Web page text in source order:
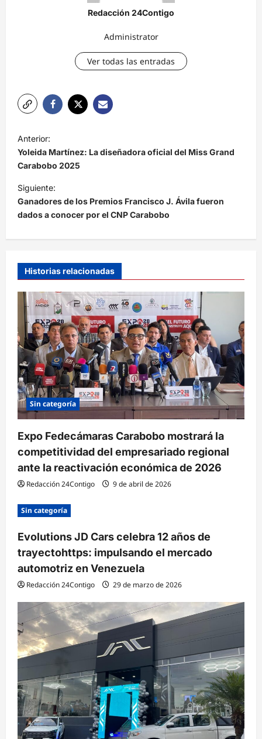
Redacción 24Contigo
Administrator
Ver todas las entradas
a
v
e
g
a
c
ó
n
d
e
e
n
t
r
a
d
a
s
Anterior:
Yoleida Martínez: La diseñadora oficial del Miss Grand
Carabobo 2025
Siguiente:
Ganadores de los Premios Francisco J. Ávila fueron
dados a conocer por el CNP Carabobo
Historias relacionadas
Sin categoría
Expo Fedecámaras Carabobo mostrará la
competitividad del empresariado regional
ante la reactivación económica de 2026
Redacción 24Contigo 9 de abril de 2026
Sin categoría
Evolutions JD Cars celebra 12 años de
trayectohttps: impulsando el mercado
automotriz en Venezuela
Redacción 24Contigo 29 de marzo de 2026